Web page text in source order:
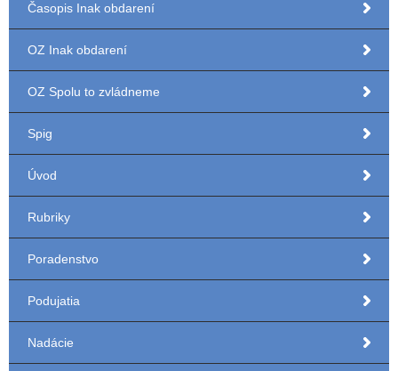
Časopis Inak obdarení
OZ Inak obdarení
OZ Spolu to zvládneme
Spig
Úvod
Rubriky
Poradenstvo
Podujatia
Nadácie